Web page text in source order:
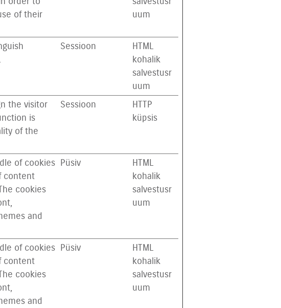
of their
uum
Sessioon
HTML
kohalik
salvestusr
uum
the visitor
is
of the
Sessioon
HTTP
küpsis
of cookies
content
cookies
and
Püsiv
HTML
kohalik
salvestusr
uum
of cookies
content
cookies
and
Püsiv
HTML
kohalik
salvestusr
uum